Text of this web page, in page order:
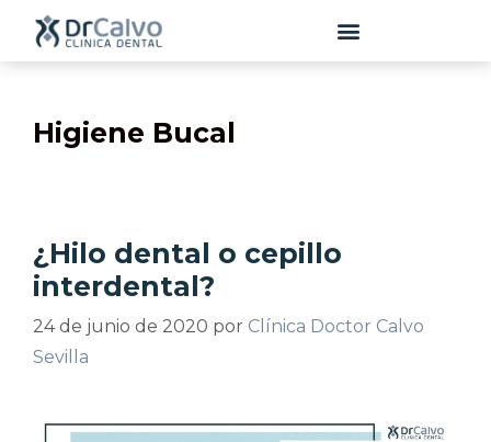
contenido
Higiene Bucal
¿Hilo dental o cepillo
interdental?
24 de junio de 2020 por Clínica Doctor Calvo
Sevilla